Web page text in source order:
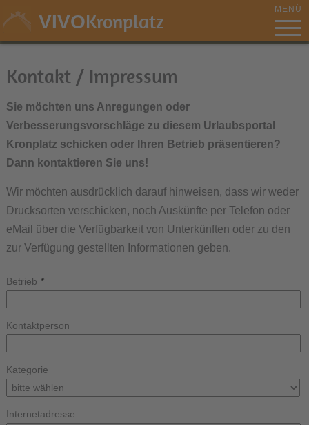
VIVOKronplatz MENÜ
Kontakt / Impressum
Sie möchten uns Anregungen oder
Verbesserungsvorschläge zu diesem Urlaubsportal
Kronplatz schicken oder Ihren Betrieb präsentieren?
Dann kontaktieren Sie uns!
Wir möchten ausdrücklich darauf hinweisen, dass wir weder
Drucksorten verschicken, noch Auskünfte per Telefon oder
eMail über die Verfügbarkeit von Unterkünften oder zu den
zur Verfügung gestellten Informationen geben.
Betrieb *
Kontaktperson
Kategorie
Internetadresse